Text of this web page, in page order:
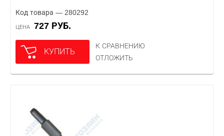
Код товара — 280292
ЦЕНА 727 РУБ.
КУПИТЬ
К СРАВНЕНИЮ
ОТЛОЖИТЬ